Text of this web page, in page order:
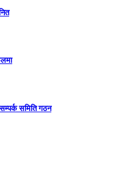
समिति गठन